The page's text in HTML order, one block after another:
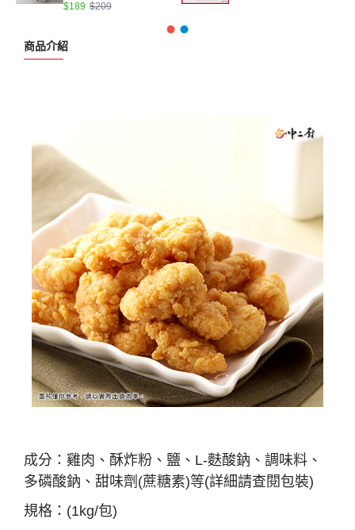
$189 $209
商品介紹
成分：雞肉、酥炸粉、鹽、L-麩酸鈉、調味料、
多磷酸鈉、甜味劑(蔗糖素)等(詳細請查閱包裝)
規格：(1kg/包)